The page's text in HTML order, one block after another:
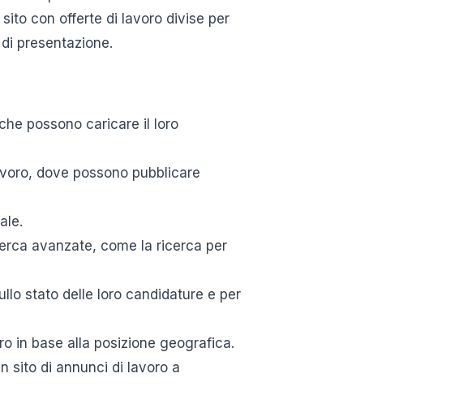
con offerte di lavoro divise per
presentazione.
possono caricare il loro
dove possono pubblicare
avanzate, come la ricerca per
stato delle loro candidature e per
in base alla posizione geografica.
sito di annunci di lavoro a